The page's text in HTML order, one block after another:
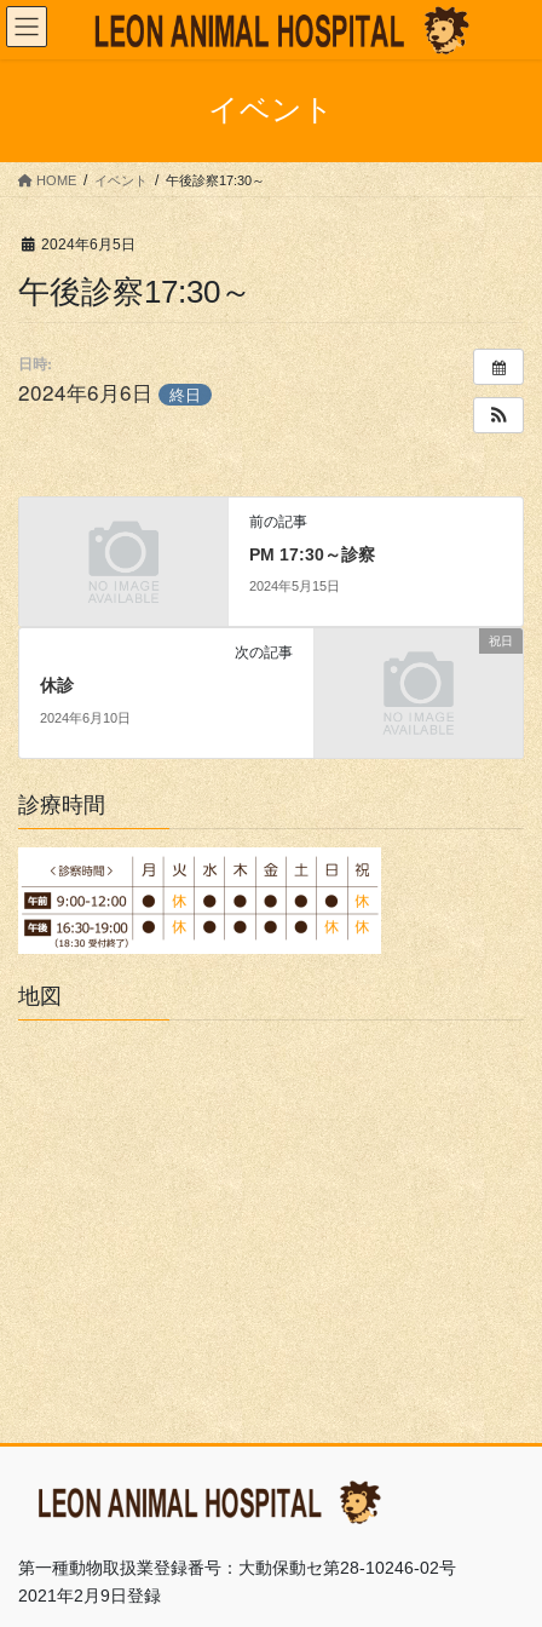
コ
ン
ス
キ
ッ
プ
ナ
ビ
ン
に
移
動
イベント
HOME イベント 午後診察17:30～
2024年6月5日
午後診察17:30～
日時:
2024年6月6日 終日
前の記事
PM 17:30～診察
2024年5月15日
祝日
次の記事
休診
2024年6月10日
診療時間
地図
第一種動物取扱業登録番号：大動保動セ第28-10246-02号
2021年2月9日登録